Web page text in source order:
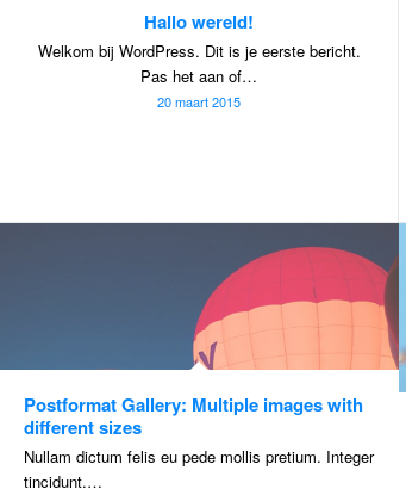
Hallo wereld!
Welkom bij WordPress. Dit is je eerste bericht.
Pas het aan of…
20 maart 2015
Postformat Gallery: Multiple images with
different sizes
Nullam dictum felis eu pede mollis pretium. Integer
tincidunt.…